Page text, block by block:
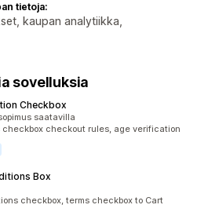
tietoja:
kaupan analytiikka,
sovelluksia
Checkbox
saatavilla
checkbox checkout rules, age verification
Box
checkbox, terms checkbox to Cart